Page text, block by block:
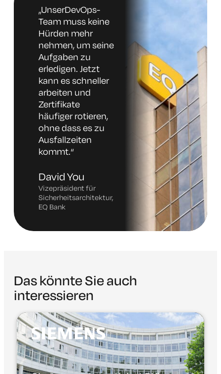
„UnserDevOps-
Team muss keine
Hürden mehr
nehmen, um seine
Aufgaben zu
erledigen. Jetzt
kann es schneller
arbeiten und
Zertifikate
häufiger rotieren,
ohne dass es zu
Ausfallzeiten
kommt.“
David You
Vizepräsident für
Sicherheitsarchitektur,
EQ Bank
Das könnte Sie auch
interessieren